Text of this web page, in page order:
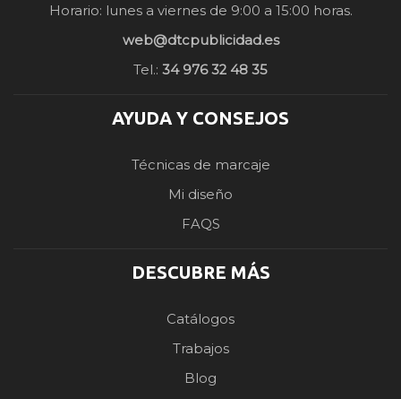
Horario: lunes a viernes de 9:00 a 15:00 horas.
web@dtcpublicidad.es
Tel.: 34 976 32 48 35
AYUDA Y CONSEJOS
Técnicas de marcaje
Mi diseño
FAQS
DESCUBRE MÁS
Catálogos
Trabajos
Blog